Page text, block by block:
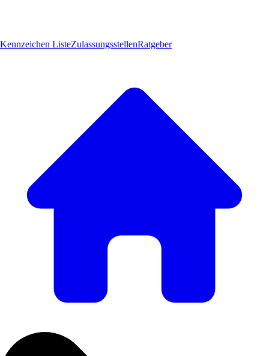
Kennzeichen ListeZulassungsstellenRatgeber